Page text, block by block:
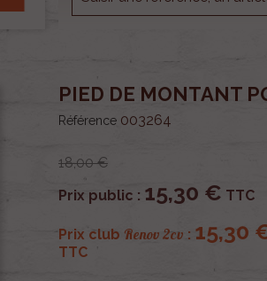
PIED DE MONTANT
Référence 003264
18,00 €
Prix public : 15,30 € TTC
Prix club Renov 2cv : 15,30
TTC